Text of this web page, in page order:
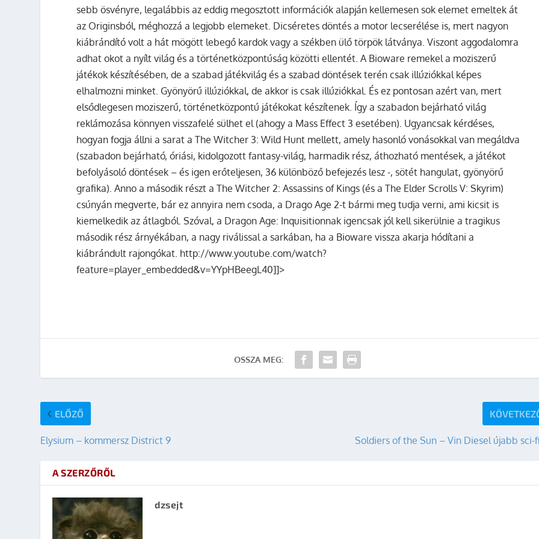
sebb ösvényre, legalábbis az eddig megosztott információk alapján kellemesen sok elemet emeltek át
az Originsból, méghozzá a legjobb elemeket. Dicséretes döntés a motor lecserélése is, mert nagyon
kiábrándító volt a hát mögött lebegő kardok vagy a székben ülő törpök látványa. Viszont aggodalomra
adhat okot a nyílt világ és a történetközpontúság közötti ellentét. A Bioware remekel a moziszerű
játékok készítésében, de a szabad játékvilág és a szabad döntések terén csak illúziókkal képes
elhalmozni minket. Gyönyörű illúziókkal, de akkor is csak illúziókkal. És ez pontosan azért van, mert
elsődlegesen moziszerű, történetközpontú játékokat készítenek. Így a szabadon bejárható világ
reklámozása könnyen visszafelé sülhet el (ahogy a Mass Effect 3 esetében). Ugyancsak kérdéses,
hogyan fogja állni a sarat a The Witcher 3: Wild Hunt mellett, amely hasonló vonásokkal van megáldva
(szabadon bejárható, óriási, kidolgozott fantasy-világ, harmadik rész, áthozható mentések, a játékot
befolyásoló döntések – és igen erőteljesen, 36 különböző befejezés lesz -, sötét hangulat, gyönyörű
grafika). Anno a második részt a The Witcher 2: Assassins of Kings (és a The Elder Scrolls V: Skyrim)
csúnyán megverte, bár ez annyira nem csoda, a Drago Age 2-t bármi meg tudja verni, ami kicsit is
kiemelkedik az átlagból. Szóval, a Dragon Age: Inquisitionnak igencsak jól kell sikerülnie a tragikus
második rész árnyékában, a nagy riválissal a sarkában, ha a Bioware vissza akarja hódítani a
kiábrándult rajongókat. http://www.youtube.com/watch?
feature=player_embedded&v=YYpHBeegL40]]>
OSSZA MEG:
ELŐZŐ
Elysium – kommersz District 9 Soldiers of the Sun – Vin Diesel újabb sci-
A SZERZŐRŐL
dzsejt